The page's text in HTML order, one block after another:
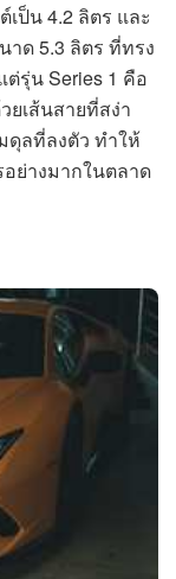
ป็น 4.2 ลิตร และ
าด 5.3 ลิตร ที่ทรง
รุ่น Series 1 คือ
เส้นสายที่สง่า
ดุลที่ลงตัว ทำให้
อย่างมากในตลาด